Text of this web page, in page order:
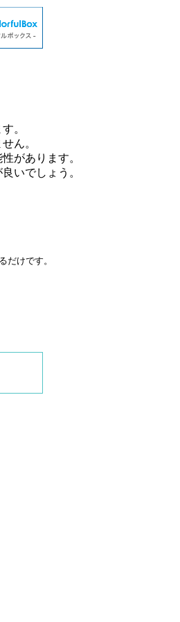
。
ん。
があります。
いでしょう。
だけです。